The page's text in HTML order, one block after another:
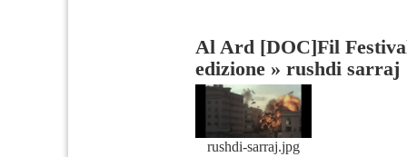
Al Ard [DOC]Fil
edizione » rushdi sarraj
rushdi-sarraj.jpg